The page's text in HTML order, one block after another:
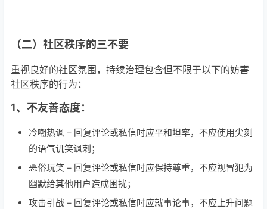
（二）社区秩序的三不要
重视良好的社区氛围，持续治理包含但不限于以下的妨害
社区秩序的行为：
1、不友善态度：
冷嘲热讽 – 回复评论或私信时应平和坦率，不应使用尖刻
的语气讥笑讽刺；
恶俗玩笑 – 回复评论或私信时应保持尊重，不应视冒犯为
幽默给其他用户造成困扰；
攻击引战 – 回复评论或私信时应就事论事，不应上升问题